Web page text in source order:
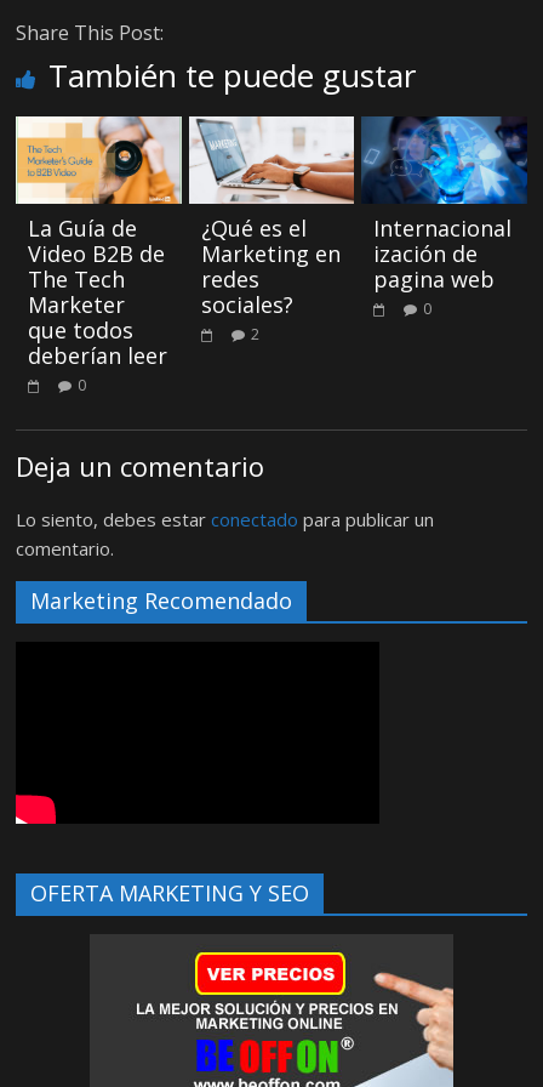
Share This Post:
También te puede gustar
La Guía de
Video B2B de
The Tech
Marketer
que todos
deberían leer
0
¿Qué es el
Marketing en
redes
sociales?
2
Internacional
ización de
pagina web
0
Deja un comentario
Lo siento, debes estarconectado para publicar un
comentario.
Marketing Recomendado
OFERTA MARKETING Y SEO